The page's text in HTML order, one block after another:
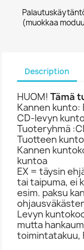
(muokkaa
Description
HUOM! Tämä
Kannen kunto:
CD-levyn
Tuoteryhmä
Tuotteen
Kannen
kuntoa
EX = täysin
tai taipuma, ei
esim. paksu
Levyn
mutta
toimintatakuu,